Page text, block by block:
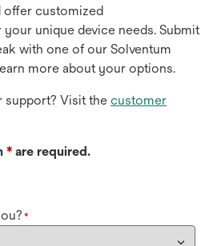
offer customized
unique device needs. Submit
with one of our Solventum
more about your options.
Visit the customer
* are required.
*